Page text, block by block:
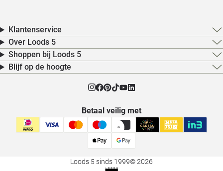
Klantenservice
Over Loods 5
Shoppen bij Loods 5
Blijf op de hoogte
Betaal veilig met
Loods 5 sinds 1999© 2026